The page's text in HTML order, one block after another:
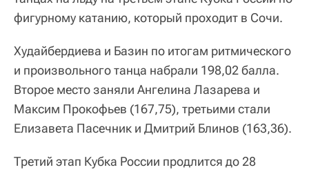
фигурному катанию, который проходит в Сочи.
Худайбердиева и Базин по итогам ритмического
и произвольного танца набрали 198,02 балла.
Второе место заняли Ангелина Лазарева и
Максим Прокофьев (167,75), третьими стали
Елизавета Пасечник и Дмитрий Блинов (163,36).
Третий этап Кубка России продлится до 28